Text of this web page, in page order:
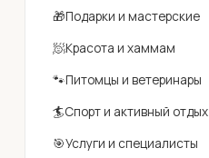
🎁Подарки и мастерские
🧖Красота и хаммам
🐾Питомцы и ветеринары
🏄Спорт и активный отдых
🎯Услуги и специалисты